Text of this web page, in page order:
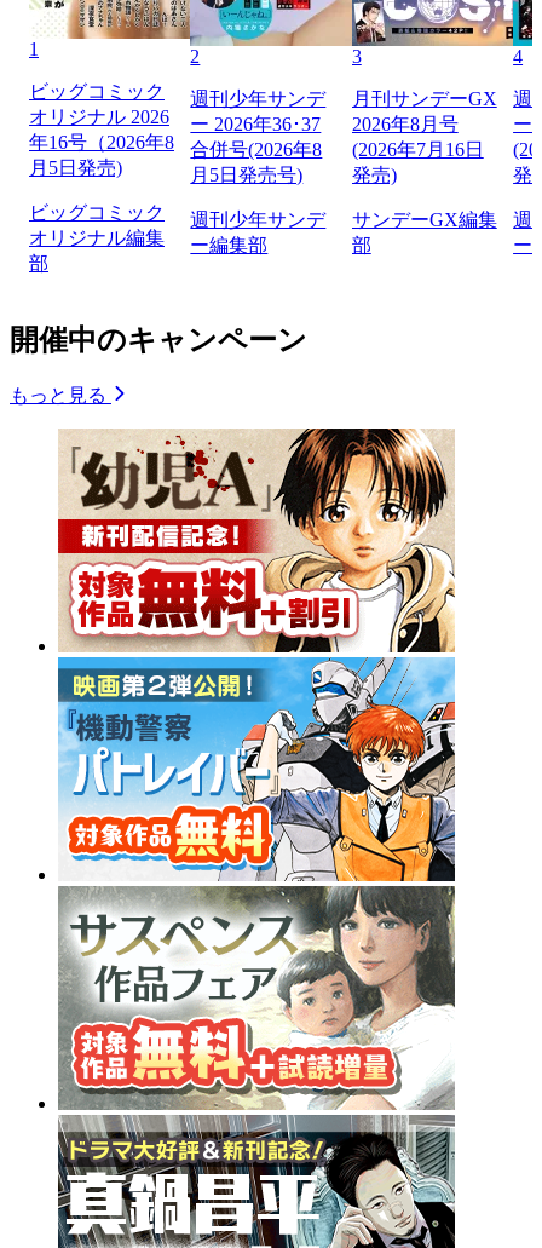
1
ビッグコミック
オリジナル 2026
年16号（2026年8
月5日発売)
ビッグコミック
オリジナル編集
部
2
週刊少年サンデ
ー 2026年36･37
合併号(2026年8
月5日発売号)
週刊少年サンデ
ー編集部
3
月刊サンデーGX
2026年8月号
(2026年7月16日
発売)
サンデーGX編集
部
4
週
ー
発
週
ー
開催中のキャンペーン
もっと見る